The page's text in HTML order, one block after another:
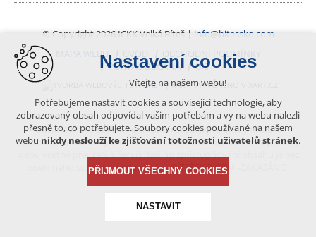
© Copyright 2026 ICKK Velká Bíteš | info@bitessko.com
MAPA WEBU
ÚVOD
OBCHODNÍ PODMÍNKY
PORTÁL OBČANA
GIS
VYTVOŘENO V XART.CZ
Obsah tohoto portálu je chráněn autorským právem, které
vykonává vydavatel. Jakékoliv užití článků a fotografií z této podoby
písemného souhlasu vydavatele – BÍTEŠSKO.COM -ZAKÁZÁNO.
Nastavení cookies
Vítejte na našem webu!
Potřebujeme nastavit cookies a související technologie, aby
zobrazovaný obsah odpovídal vašim potřebám a vy na webu nalezli
přesně to, co potřebujete. Soubory cookies používané na našem
webu nikdy neslouží ke zjišťování totožnosti uživatelů stránek.
PŘIJMOUT VŠECHNY COOKIES
NASTAVIT